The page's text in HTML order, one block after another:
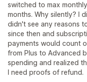
switched to max
months. Why silently? I
didn't see any reasons
since then and
payments would count
from Plus to Advanced
spending and realized
I need proofs of refund.